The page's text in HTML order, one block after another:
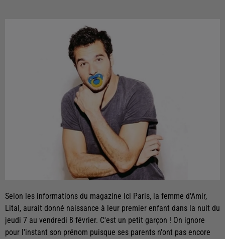
Selon les informations du magazine Ici Paris, la femme d'Amir,
Lital, aurait donné naissance à leur premier enfant dans la nuit du
jeudi 7 au vendredi 8 février. C'est un petit garçon ! On ignore
pour l'instant son prénom puisque ses parents n'ont pas encore